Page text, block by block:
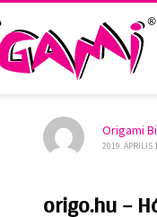
Origami
2019. ÁPRILIS
origo.hu –